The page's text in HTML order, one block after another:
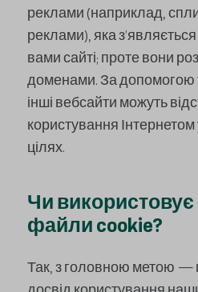
реклами (наприклад,
реклами), яка
вами сайті; проте вони
доменами. За допомогою
інші вебсайти можуть
користування
цілях.
Чи використовує
файли cookie?
Так, з головною метою